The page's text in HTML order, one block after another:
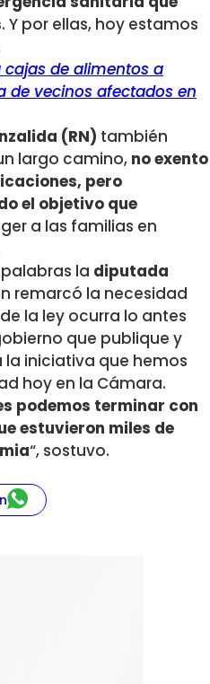
. Y por ellas, hoy estamos
cajas de alimentos a
de vecinos afectados en
(RN) también
largo camino, no exento
pero
el objetivo que
a las familias en
la diputada
remarcó la necesidad
la ley ocurra lo antes
que publique y
iniciativa que hemos
hoy en la Cámara.
podemos terminar con
estuvieron miles de
“, sostuvo.